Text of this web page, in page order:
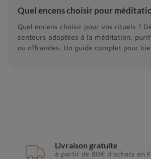
Quel encens choisir pour
Quel encens choisir pour vos rituels ?
senteurs adaptées à la méditation,
ou offrandes. Un guide complet pour
Livraison gratuite
à partir de 80€ d'achats en